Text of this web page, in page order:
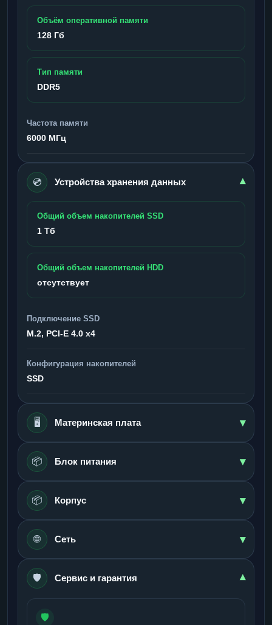
Объём оперативной памяти
128 Гб
Тип памяти
DDR5
Частота памяти
6000 МГц
💿 Устройства хранения данных ▾
Общий объем накопителей SSD
1 Тб
Общий объем накопителей HDD
отсутствует
Подключение SSD
M.2, PCI-E 4.0 x4
Конфигурация накопителей
SSD
🖥️ Материнская плата ▾
📦 Блок питания ▾
📦 Корпус ▾
🌐 Сеть ▾
🛡️ Сервис и гарантия ▾
🛡️